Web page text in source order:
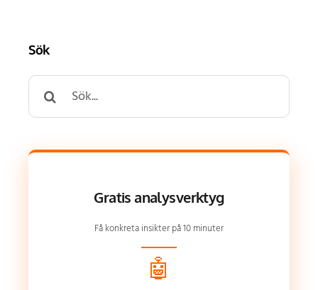
Sök
Search
for:
Gratis analysverktyg
Få konkreta insikter på 10 minuter
🤖